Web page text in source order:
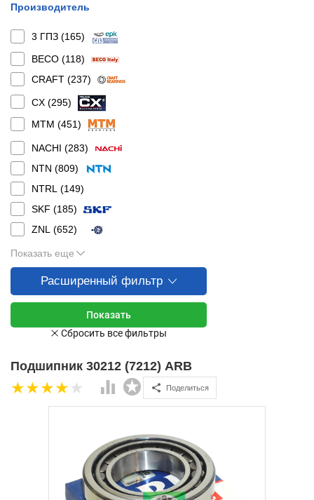
Производитель
3 ГПЗ (165)
BECO (118)
CRAFT (237)
CX (295)
MTM (451)
NACHI (283)
NTN (809)
NTRL (149)
SKF (185)
ZNL (652)
Показать еще
Расширенный фильтр
Подшипник 30212 (7212) ARB
Поделиться